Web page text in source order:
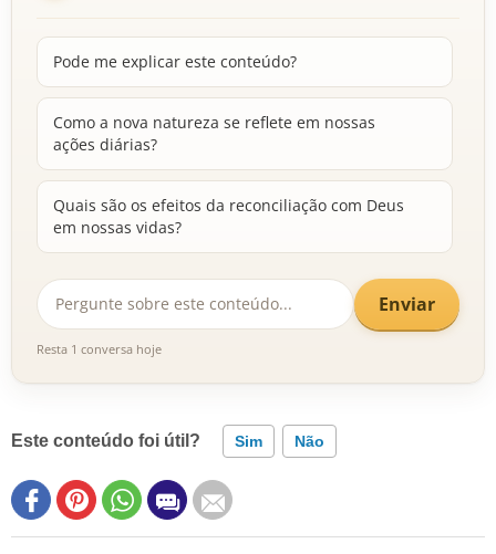
Pode me explicar este conteúdo?
Como a nova natureza se reflete em nossas
ações diárias?
Quais são os efeitos da reconciliação com Deus
em nossas vidas?
Enviar
Resta 1 conversa hoje
Este conteúdo foi útil? Sim Não